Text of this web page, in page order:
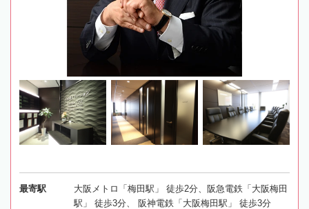
最寄駅
大阪メトロ「梅田駅」 徒歩2分、阪急電鉄「大阪梅田
駅」 徒歩3分、 阪神電鉄「大阪梅田駅」 徒歩3分